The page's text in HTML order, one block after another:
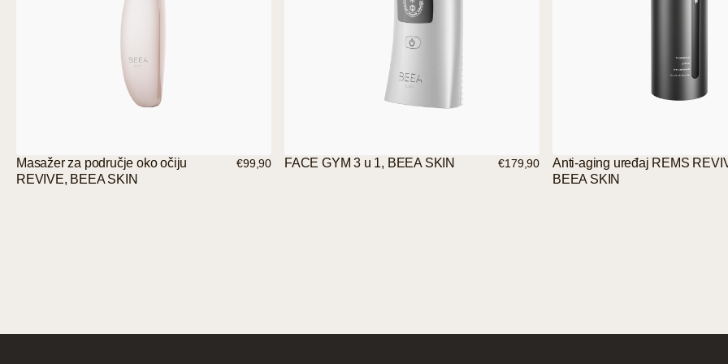
Masažer za područje oko očiju
REVIVE, BEEA SKIN
€99,90 FACE GYM 3 u 1, BEEA SKIN €179,90
Anti-aging uređaj REMS
BEEA SKIN